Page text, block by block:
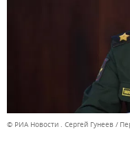
© РИА Новости . Сергей Гунеев